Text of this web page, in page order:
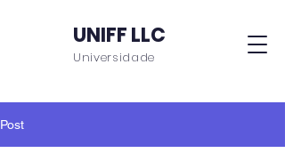
UNIFF LLC
Universidade
Post